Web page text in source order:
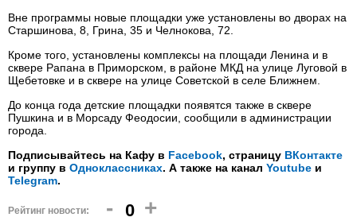
Вне программы новые площадки уже установлены во дворах на
Старшинова, 8, Грина, 35 и Челнокова, 72.
Кроме того, установлены комплексы на площади Ленина и в
сквере Рапана в Приморском, в районе МКД на улице Луговой в
Щебетовке и в сквере на улице Советской в селе Ближнем.
До конца года детские площадки появятся также в сквере
Пушкина и в Морсаду Феодосии, сообщили в администрации
города.
Подписывайтесь на Кафу в Facebook, страницу ВКонтакте
и группу в Одноклассниках. А также на канал Youtube и
Telegram.
Рейтинг новости: - 0 +